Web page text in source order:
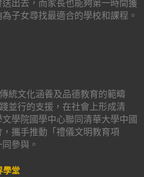
出去，而家長也能夠第一時間獲
子女尋找最適合的學校和課程。
統文化涵養及品德教育的範疇
並行的支援，在社會上形成清
學院國學中心聯同清華大學中國
攜手推動「禮儀文明教育項
參與。
學堂